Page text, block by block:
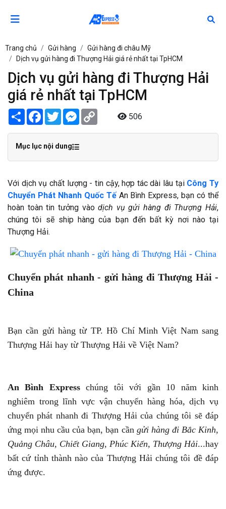
Trang chủ Gửi hàng
Gửi hàng đi châu Mỹ
Dịch vụ gửi hàng đi Thượng Hải giá rẻ nhất tại TpHCM
Dịch vụ gửi hàng đi Thượng Hải
giá rẻ nhất tại TpHCM
Share Facebook
TwitterMessenger 506
Mục lục nội dung
Với dịch vụ chất lượng - tin cậy, hợp tác dài lâu tại Công Ty
Chuyển Phát Nhanh Quốc TếAn Bình Express, bạn có thể
hoàn toàn tin tưởng vàodịch vụ gửi hàng đi Thượng Hải,
chúng tôi sẽ ship hàng của bạn đến bất kỳ nơi nào tại
Thượng Hải.
Chuyển phát nhanh - gửi hàng đi Thượng Hải -
China
Bạn cần gửi hàng từ TP. Hồ Chí Minh Việt Nam sang
Thượng Hải hay từ Thượng Hải về Việt Nam?
An Bình Expresschúng tôi với gần 10 năm kinh
nghiêm trong lĩnh vực vận chuyển hàng hóa, dịch vụ
chuyển phát nhanh đi Thượng Hải của chúng tôi sẽ đáp
ứng mọi nhu cầu của bạn, bạn cần gửi hàng đi Bắc Kinh,
Quảng Châu, Chiết Giang, Phúc Kiến, Thượng Hải...hay
bất cứ tỉnh thành nào của Thượng Hải chúng tôi đề đáp
ứng được.